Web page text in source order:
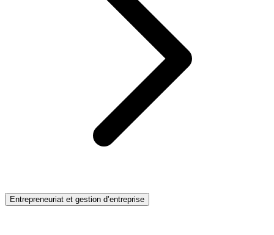
Entrepreneuriat et gestion d’entreprise